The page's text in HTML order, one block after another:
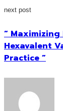
next post
“
Hexavalent
Practice ”